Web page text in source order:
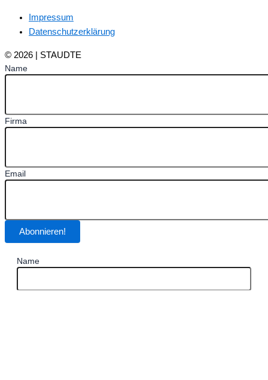
Impressum
Datenschutzerklärung
© 2026 | STAUDTE
Name
Firma
Email
Abonnieren!
Name